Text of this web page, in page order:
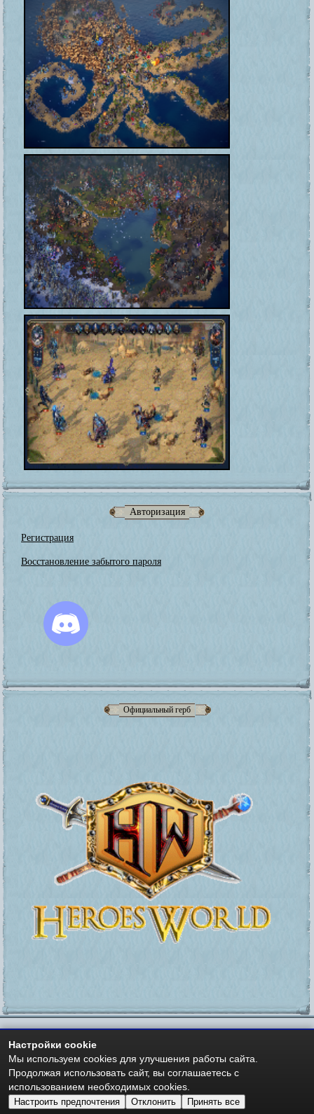
Авторизация
Регистрация
Восстановление забытого пароля
Официальный герб
Мир Героев -https://heroesworld.ru- Heroes World
Авторские права - Copyright © 2006-2026 HeroesWorld.ru
Heroes World (English)
Настройки cookie
Мы используем cookies для улучшения работы сайта.
Продолжая использовать сайт, вы соглашаетесь с
использованием необходимых cookies.
Настроить предпочтения
Отклонить Принять все